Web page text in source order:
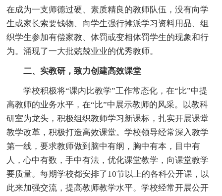
在成为一支师德过硬、素质精良的教师队伍，没有向学
生或家长索要钱物、向学生强行摊派学习资料用品、组
织学生参加有偿家教、体罚或变相体罚学生的现象和行
为。涌现了一大批兢兢业业的优秀教师。
二、实教研，致力创建高效课堂
学校积极将“课内比教学”工作常态化，在“比”中提
高教师的业务水平，在“比”中展示教师的风采。以教科
研室为龙头，积极组织教师学习新课标，扎实开展课堂
教学改革，积极打造高效课堂。学校领导经常深入教学
第一线，要求教师做到脑中有纲，胸中有本，目中有
人，心中有数，手中有法，优化课堂教学，向课堂教学
要质量。每期学校都安排了10节以上的各科公开课，以
此来加强交流，提高教师教学水平。学校经常开展公开